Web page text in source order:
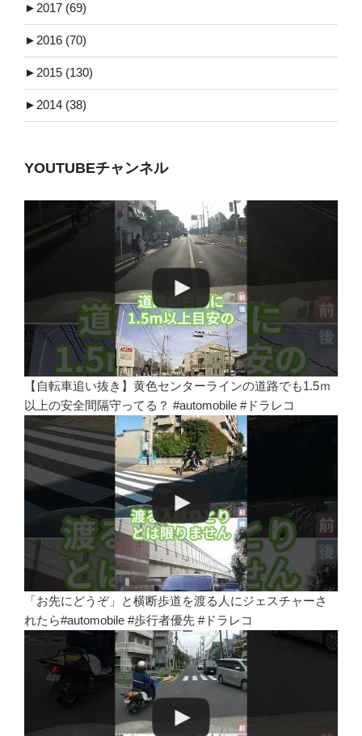
► 2017 (69)
► 2016 (70)
► 2015 (130)
► 2014 (38)
YOUTUBEチャンネル
【自転車追い抜き】黄色センターラインの道路でも1.5ｍ
以上の安全間隔守ってる？ #automobile #ドラレコ
「お先にどうぞ」と横断歩道を渡る人にジェスチャーさ
れたら#automobile #歩行者優先 #ドラレコ